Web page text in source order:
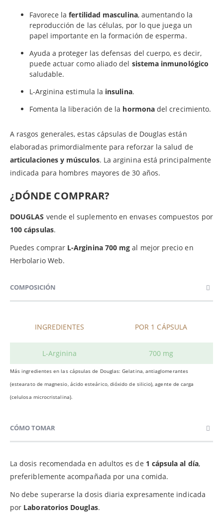
Favorece lafertilidad masculina, aumentando la
reproducción de las células, por lo que juega un
papel importante en la formación de esperma.
Ayuda a proteger las defensas del cuerpo, es decir,
puede actuar como aliado del sistema inmunológico
saludable.
L-Arginina estimula la insulina.
Fomenta la liberación de la hormonadel crecimiento.
A rasgos generales, estas cápsulas de Douglas están
elaboradas primordialmente para reforzar la salud de
articulaciones y músculos. La arginina está principalmente
indicada para hombres mayores de 30 años.
¿DÓNDE COMPRAR?
DOUGLAS vende el suplemento en envases compuestos por
100 cápsulas.
Puedes comprar L-Arginina 700 mg al mejor precio en
Herbolario Web.
COMPOSICIÓN
INGREDIENTES POR 1 CÁPSULA
L-Arginina 700 mg
Más ingredientes en las cápsulas de Douglas: Gelatina, antiaglomerantes
(estearato de magnesio, ácido esteárico, dióxido de silicio), agente de carga
(celulosa microcristalina).
CÓMO TOMAR
La dosis recomendada en adultos es de 1 cápsula al día,
preferiblemente acompañada por una comida.
No debe superarse la dosis diaria expresamente indicada
por Laboratorios Douglas.